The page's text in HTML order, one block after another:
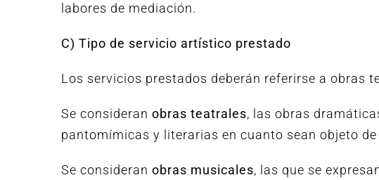
labores de mediación.
C) Tipo de servicio artístico prestado
Los servicios prestados deberán referirse a obras
Se consideran obras teatrales, las obras
pantomímicas y literarias en cuanto sean objeto
Se consideran obras musicales, las que se